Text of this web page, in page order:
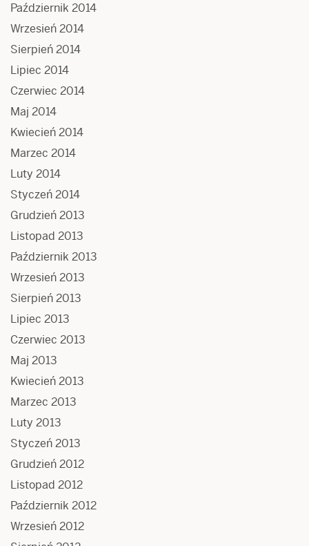
Październik 2014
Wrzesień 2014
Sierpień 2014
Lipiec 2014
Czerwiec 2014
Maj 2014
Kwiecień 2014
Marzec 2014
Luty 2014
Styczeń 2014
Grudzień 2013
Listopad 2013
Październik 2013
Wrzesień 2013
Sierpień 2013
Lipiec 2013
Czerwiec 2013
Maj 2013
Kwiecień 2013
Marzec 2013
Luty 2013
Styczeń 2013
Grudzień 2012
Listopad 2012
Październik 2012
Wrzesień 2012